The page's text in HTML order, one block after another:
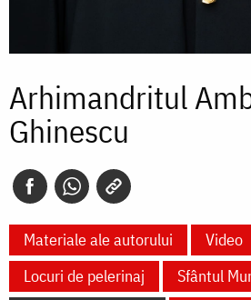
Arhimandritul
Ghinescu
Materiale ale autorului Video
Locuri de pelerinaj
Sfântul